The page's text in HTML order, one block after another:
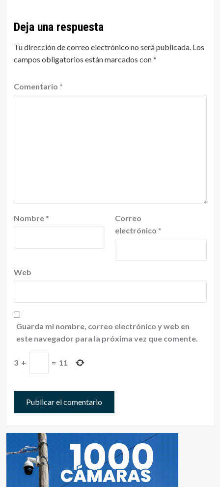
Deja una respuesta
Tu dirección de correo electrónico no será publicada. Los
campos obligatorios están marcados con*
Comentario *
Nombre *
Correo
electrónico *
Web
Guarda mi nombre, correo electrónico y web en
este navegador para la próxima vez que comente.
3 + = 11